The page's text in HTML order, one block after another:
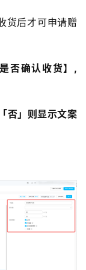
货后才可申请赠
否确认收货】,
否」则显示文案